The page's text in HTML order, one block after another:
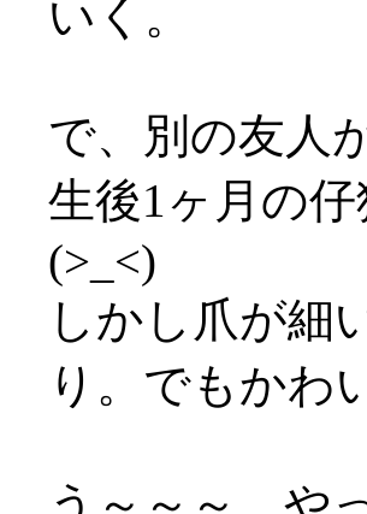
いく。
で、別の友人
生後1ヶ月の
(>_<)
しかし爪が細
り。でもかわ
う～～～、や